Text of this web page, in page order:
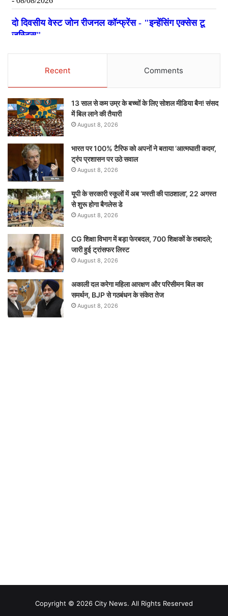
Recent Comments
13 साल से कम उम्र के बच्चों के लिए सोशल मीडिया बैन! संसद
में बिल लाने की तैयारी
August 8, 2026
भारत पर 100% टैरिफ को अपनों ने बताया ‘आत्मघाती कदम’,
ट्रंप प्रशासन पर उठे सवाल
August 8, 2026
यूपी के सरकारी स्कूलों में अब ‘मस्ती की पाठशाला’, 22 अगस्त
से शुरू होगा बैगलेस डे
August 8, 2026
CG शिक्षा विभाग में बड़ा फेरबदल, 700 शिक्षकों के तबादले;
जारी हुई ट्रांसफर लिस्ट
August 8, 2026
अकाली दल करेगा महिला आरक्षण और परिसीमन बिल का
समर्थन, BJP से गठबंधन के संकेत तेज
August 8, 2026
Copyright © 2026 City News. All Rights Reserved